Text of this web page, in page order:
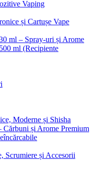
Vaping
și Cartușe Vape
ml – Spray-uri și Arome
ml (Recipiente
Moderne și Shisha
Cărbuni și Arome Premium
Scrumiere și Accesorii